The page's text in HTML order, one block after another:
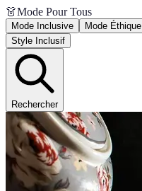
👗Mode Pour Tous
Mode Inclusive Mode Éthique
Style Inclusif
Rechercher